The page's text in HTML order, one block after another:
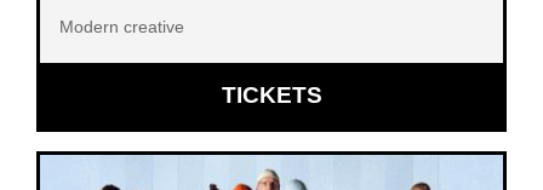
Modern creative
TICKETSOPENT
IN